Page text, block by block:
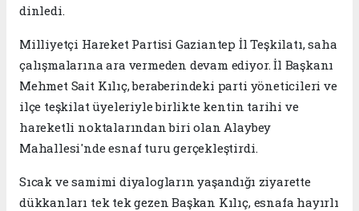
dinledi.
Milliyetçi Hareket Partisi Gaziantep İl Teşkilatı, saha
çalışmalarına ara vermeden devam ediyor. İl Başkanı
Mehmet Sait Kılıç, beraberindeki parti yöneticileri ve
ilçe teşkilat üyeleriyle birlikte kentin tarihi ve
hareketli noktalarından biri olan Alaybey
Mahallesi'nde esnaf turu gerçekleştirdi.
Sıcak ve samimi diyalogların yaşandığı ziyarette
dükkanları tek tek gezen Başkan Kılıç, esnafa hayırlı